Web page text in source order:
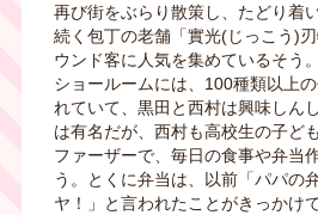
再び街をぶらり散策し、たどり着
続く包丁の老舗「實光(じっこう)
ウンド客に人気を集めているそう。
ショールームには、100種類以上
れていて、黒田と西村は興味しん
は有名だが、西村も高校生の子ど
ファーザーで、毎日の食事や弁当
う。とくに弁当は、以前「パパの
ヤ！」と言われたことがきっかけ